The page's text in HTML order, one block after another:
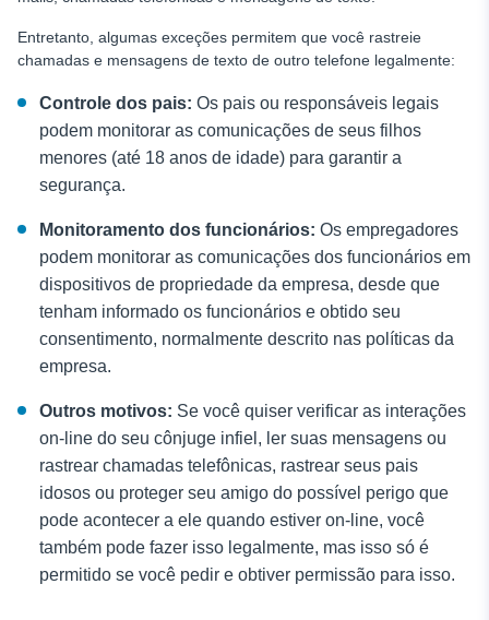
Entretanto, algumas exceções permitem que você rastreie
chamadas e mensagens de texto de outro telefone legalmente:
Controle dos pais: Os pais ou responsáveis legais
podem monitorar as comunicações de seus filhos
menores (até 18 anos de idade) para garantir a
segurança.
Monitoramento dos funcionários: Os empregadores
podem monitorar as comunicações dos funcionários em
dispositivos de propriedade da empresa, desde que
tenham informado os funcionários e obtido seu
consentimento, normalmente descrito nas políticas da
empresa.
Outros motivos: Se você quiser verificar as interações
on-line do seu cônjuge infiel, ler suas mensagens ou
rastrear chamadas telefônicas, rastrear seus pais
idosos ou proteger seu amigo do possível perigo que
pode acontecer a ele quando estiver on-line, você
também pode fazer isso legalmente, mas isso só é
permitido se você pedir e obtiver permissão para isso.